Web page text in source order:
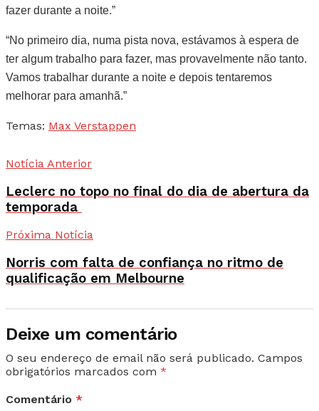
fazer durante a noite.”
“No primeiro dia, numa pista nova, estávamos à espera de
ter algum trabalho para fazer, mas provavelmente não tanto.
Vamos trabalhar durante a noite e depois tentaremos
melhorar para amanhã.”
Temas: Max Verstappen
Notícia Anterior
Leclerc no topo no final do dia de abertura da
temporada
Próxima Notícia
Norris com falta de confiança no ritmo de
qualificação em Melbourne
Deixe um comentário
O seu endereço de email não será publicado. Campos
obrigatórios marcados com *
Comentário *